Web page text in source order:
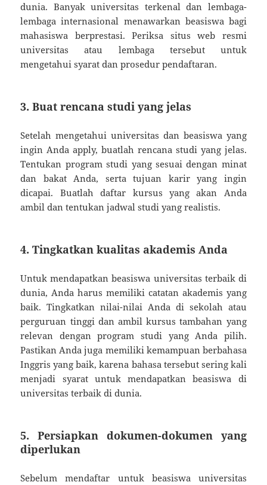
dunia. Banyak universitas terkenal dan lembaga-
lembaga internasional menawarkan beasiswa bagi
mahasiswa berprestasi. Periksa situs web resmi
universitas atau lembaga tersebut untuk
mengetahui syarat dan prosedur pendaftaran.
3. Buat rencana studi yang jelas
Setelah mengetahui universitas dan beasiswa yang
ingin Anda apply, buatlah rencana studi yang jelas.
Tentukan program studi yang sesuai dengan minat
dan bakat Anda, serta tujuan karir yang ingin
dicapai. Buatlah daftar kursus yang akan Anda
ambil dan tentukan jadwal studi yang realistis.
4. Tingkatkan kualitas akademis Anda
Untuk mendapatkan beasiswa universitas terbaik di
dunia, Anda harus memiliki catatan akademis yang
baik. Tingkatkan nilai-nilai Anda di sekolah atau
perguruan tinggi dan ambil kursus tambahan yang
relevan dengan program studi yang Anda pilih.
Pastikan Anda juga memiliki kemampuan berbahasa
Inggris yang baik, karena bahasa tersebut sering kali
menjadi syarat untuk mendapatkan beasiswa di
universitas terbaik di dunia.
5. Persiapkan dokumen-dokumen yang
diperlukan
Sebelum mendaftar untuk beasiswa universitas